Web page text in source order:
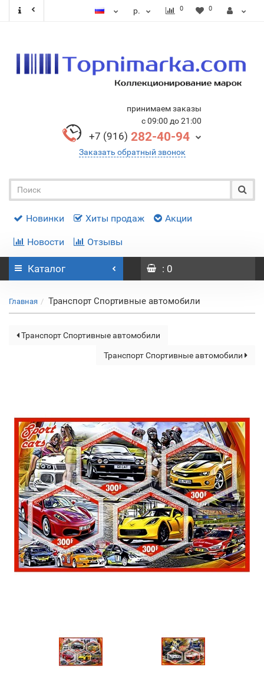
р. 0 0
принимаем заказы
с 09:00 до 21:00
+7 (916) 282-40-94
Заказать обратный звонок
Новинки Хиты продаж Акции
Новости Отзывы
Каталог : 0
Главная Транспорт Спортивные автомобили
Транспорт Спортивные автомобили
Транспорт Спортивные автомобили